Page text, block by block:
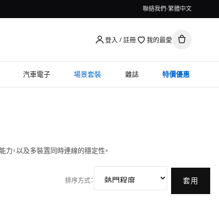
聯絡我們 繁體中文
登入 / 註冊 我的最愛
汽車電子 場景套裝 雜誌 特價優惠
，以及多裝置同時連線的穩定性。
排序方式： 套用